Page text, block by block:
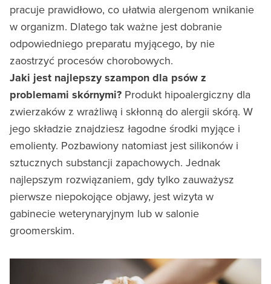
pracuje prawidłowo, co ułatwia alergenom wnikanie
w organizm. Dlatego tak ważne jest dobranie
odpowiedniego preparatu myjącego, by nie
zaostrzyć procesów chorobowych.
Jaki jest najlepszy szampon dla psów z
problemami skórnymi? Produkt hipoalergiczny dla
zwierzaków z wrażliwą i skłonną do alergii skórą. W
jego składzie znajdziesz łagodne środki myjące i
emolienty. Pozbawiony natomiast jest silikonów i
sztucznych substancji zapachowych. Jednak
najlepszym rozwiązaniem, gdy tylko zauważysz
pierwsze niepokojące objawy, jest wizyta w
gabinecie weterynaryjnym lub w salonie
groomerskim.